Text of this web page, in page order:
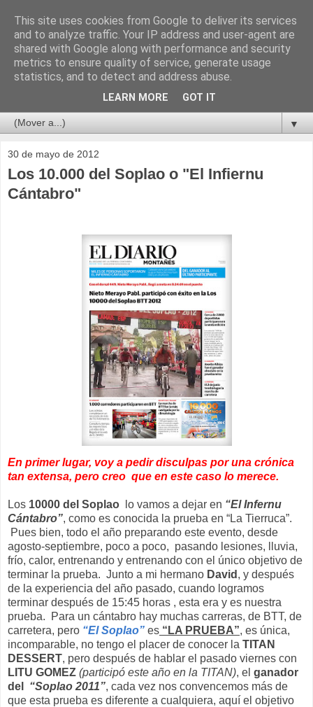
▼
30 de mayo de 2012
Los 10.000 del Soplao o "El Infiernu
Cántabro"
En primer lugar, voy a pedir disculpas por una crónica
tan extensa, pero creo que en este caso lo merece.
Los 10000 del Soplao lo vamos a dejar en “El Infernu
Cántabro”, como es conocida la prueba en “La Tierruca”.
Pues bien, todo el año preparando este evento, desde
agosto-septiembre, poco a poco, pasando lesiones, lluvia,
frío, calor, entrenando y entrenando con el único objetivo de
terminar la prueba. Junto a mi hermano David , y después
de la experiencia del año pasado, cuando logramos
terminar después de 15:45 horas , esta era y es nuestra
prueba. Para un cántabro hay muchas carreras, de BTT, de
carretera, pero “El Soplao” es “LA PRUEBA”, es única,
incomparable, no tengo el placer de conocer la TITAN
DESSERT, pero después de hablar el pasado viernes con
LITU GOMEZ (participó este año en la TITAN), el ganador
del “Soplao 2011”, cada vez nos convencemos más de
que esta prueba es diferente a cualquiera, aquí el objetivo
This site uses cookies from Google to deliver its services
and to analyze traffic. Your IP address and user-agent are
shared with Google along with performance and security
metrics to ensure quality of service, generate usage
statistics, and to detect and address abuse.
LEARN MORE GOT IT